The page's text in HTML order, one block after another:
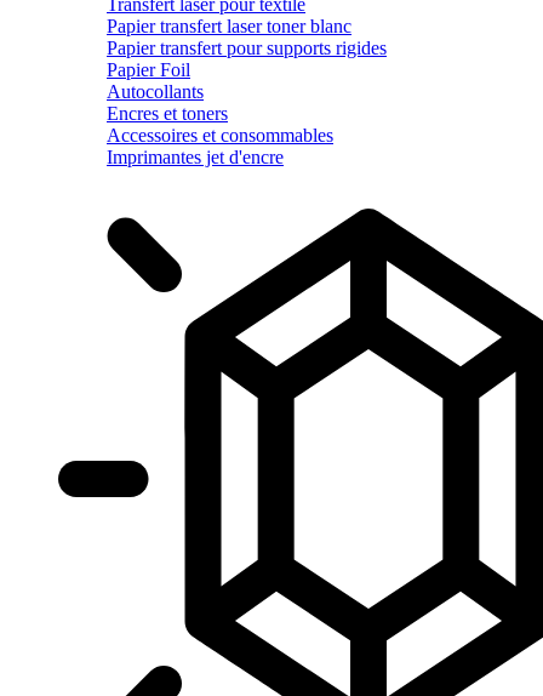
Papier transfert laser toner blanc
Papier transfert pour supports rigides
Papier Foil
Autocollants
Encres et toners
Accessoires et consommables
Imprimantes jet d'encre